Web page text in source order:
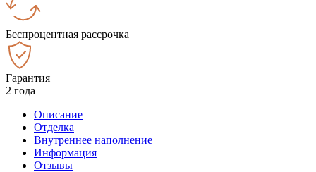
Беспроцентная рассрочка
Гарантия
2 года
Описание
Отделка
Внутреннее наполнение
Информация
Отзывы